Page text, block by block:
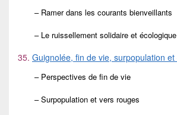
– Ramer dans les courants bienveillants
– Le ruissellement solidaire et écologique
35. Guignolée, fin de vie, surpopulation
– Perspectives de fin de vie
– Surpopulation et vers rouges